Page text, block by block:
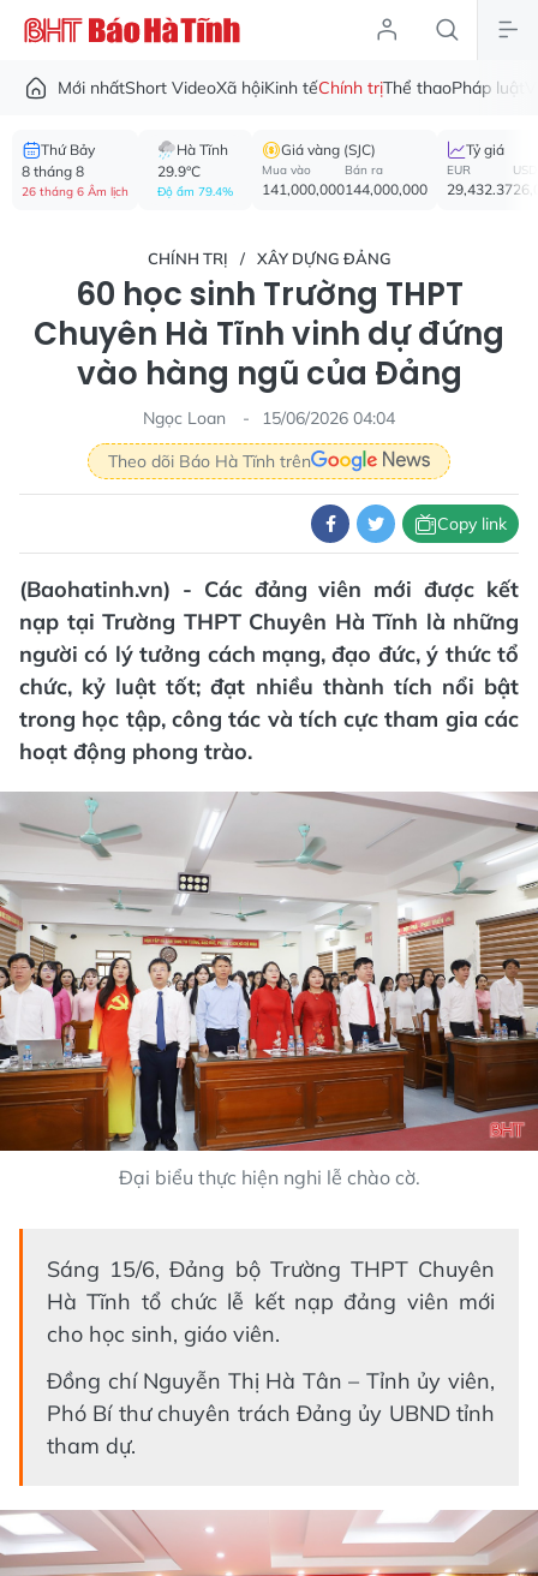
Mới nhấtShort VideoXã hộiKinh tếChính trịThể thaoPháp luật
Thứ Bảy
8 tháng 8
26 tháng 6 Âm lịch
Hà Tĩnh
29.9°C
Độ ẩm 79.4%
Giá vàng (SJC)
Mua vào
141,000,000
Bán ra
144,000,000
Tỷ giá
EUR
29,432.37
USD
CHÍNH TRỊ XÂY DỰNG ĐẢNG
60 học sinh Trường THPT
Chuyên Hà Tĩnh vinh dự đứng
vào hàng ngũ của Đảng
Ngọc Loan
15/06/2026 04:04
Theo dõi Báo Hà Tĩnh trên
Copy link
(Baohatinh.vn) - Các đảng viên mới được kết
nạp tại Trường THPT Chuyên Hà Tĩnh là những
người có lý tưởng cách mạng, đạo đức, ý thức tổ
chức, kỷ luật tốt; đạt nhiều thành tích nổi bật
trong học tập, công tác và tích cực tham gia các
hoạt động phong trào.
Đại biểu thực hiện nghi lễ chào cờ.
Sáng 15/6, Đảng bộ Trường THPT Chuyên
Hà Tĩnh tổ chức lễ kết nạp đảng viên mới
cho học sinh, giáo viên.
Đồng chí Nguyễn Thị Hà Tân – Tỉnh ủy viên,
Phó Bí thư chuyên trách Đảng ủy UBND tỉnh
tham dự.